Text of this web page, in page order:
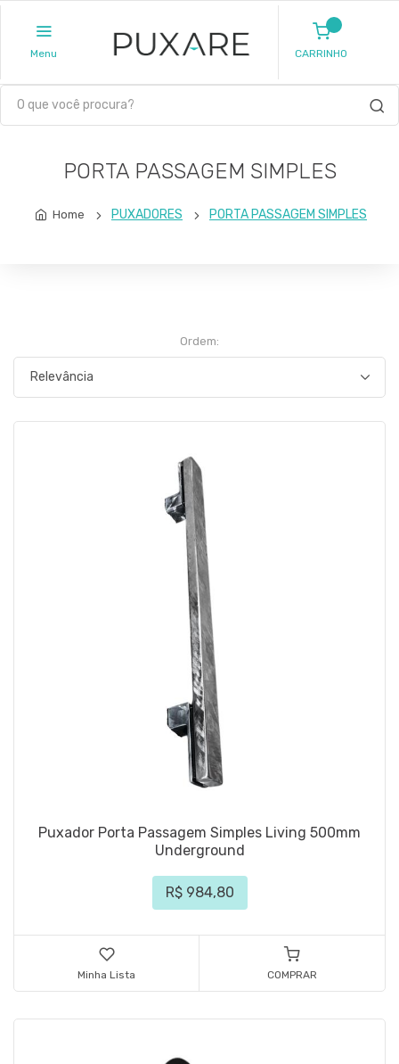
Menu CARRINHO
PORTA PASSAGEM SIMPLES
Home PUXADORES PORTA PASSAGEM SIMPLES
Ordem:
Puxador Porta Passagem Simples Living 500mm
Underground
R$ 984,80
Minha Lista COMPRAR